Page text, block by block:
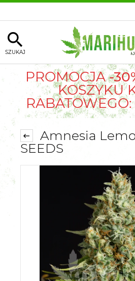
SZUKAJ
PROMOCJA-
KOSZYKU
RABATOWEGO:
Amnesia
SEEDS